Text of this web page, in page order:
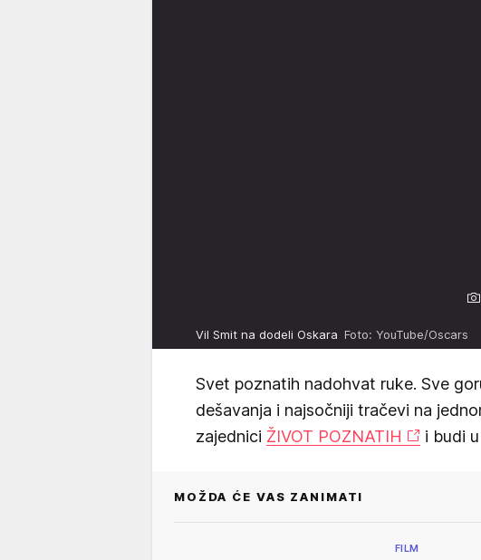
Vil Smit na dodeli Oskara Foto: YouTube/Oscars
Svet poznatih nadohvat ruke. Sve
dešavanja i najsočniji tračevi na
zajednici ŽIVOT POZNATIH i budi
MOŽDA ĆE VAS ZANIMATI
FILM